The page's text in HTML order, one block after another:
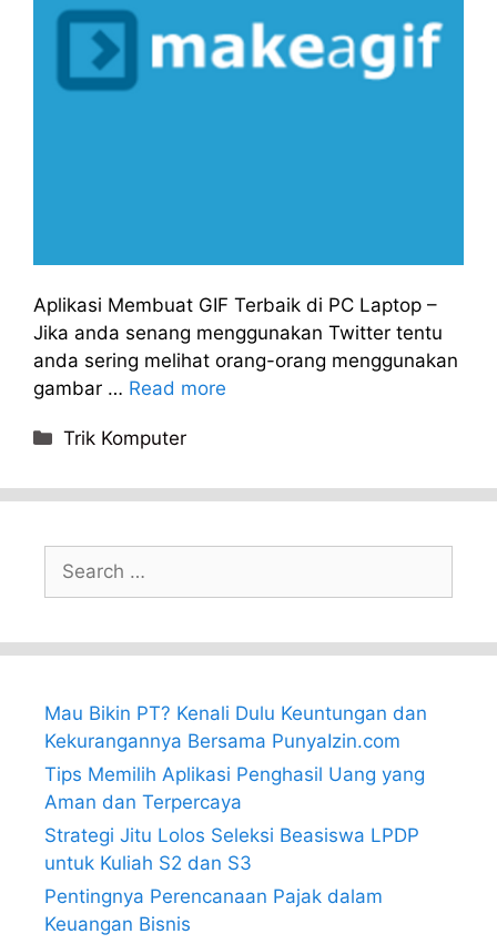
Aplikasi Membuat GIF Terbaik di PC Laptop –
Jika anda senang menggunakan Twitter tentu
anda sering melihat orang-orang menggunakan
gambar … Read more
Categories
Trik Komputer
for:
Mau Bikin PT? Kenali Dulu Keuntungan dan
Kekurangannya Bersama PunyaIzin.com
Tips Memilih Aplikasi Penghasil Uang yang
Aman dan Terpercaya
Strategi Jitu Lolos Seleksi Beasiswa LPDP
untuk Kuliah S2 dan S3
Pentingnya Perencanaan Pajak dalam
Keuangan Bisnis